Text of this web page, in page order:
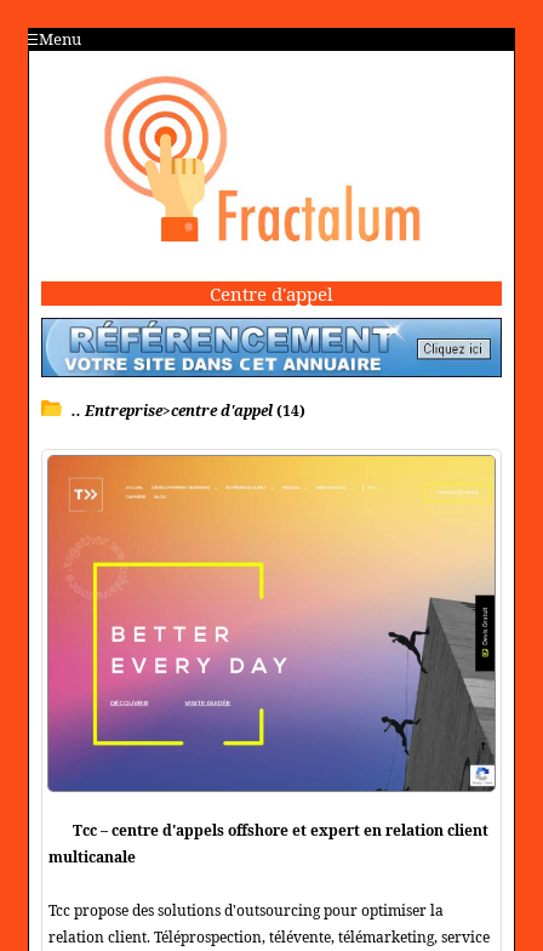
Menu
Centre d'appel
.. Entreprise>centre d'appel(14)
Tcc – centre d'appels offshore et expert en relation client
multicanale
Tcc propose des solutions d'outsourcing pour optimiser la
relation client. Téléprospection, télévente, télémarketing, service